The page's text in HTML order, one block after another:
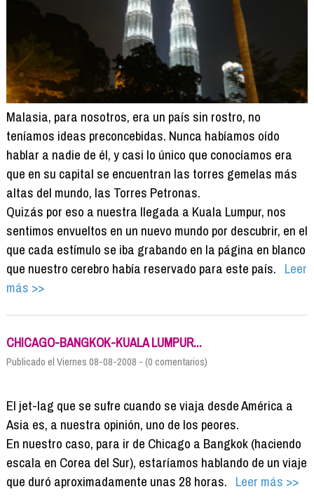
Malasia, para nosotros, era un país sin rostro, no
teníamos ideas preconcebidas. Nunca habíamos oído
hablar a nadie de él, y casi lo único que conocíamos era
que en su capital se encuentran las torres gemelas más
altas del mundo, las Torres Petronas.
Quizás por eso a nuestra llegada a Kuala Lumpur, nos
sentimos envueltos en un nuevo mundo por descubrir, en el
que cada estímulo se iba grabando en la página en blanco
que nuestro cerebro había reservado para este país. Leer
más >>
CHICAGO-BANGKOK-KUALA LUMPUR...
Publicado el Viernes 08-08-2008 - (0 comentarios)
El jet-lag que se sufre cuando se viaja desde América a
Asia es, a nuestra opinión, uno de los peores.
En nuestro caso, para ir de Chicago a Bangkok (haciendo
escala en Corea del Sur), estaríamos hablando de un viaje
que duró aproximadamente unas 28 horas. Leer más >>